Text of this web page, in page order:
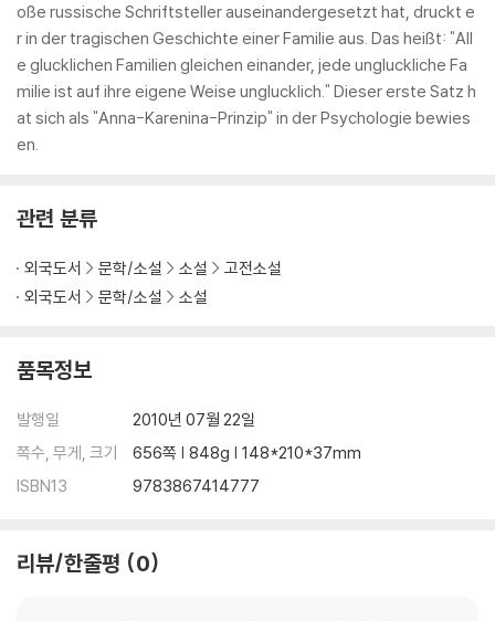
oße russische Schriftsteller auseinandergesetzt hat, druckt e
r in der tragischen Geschichte einer Familie aus. Das heißt: "All
e glucklichen Familien gleichen einander, jede ungluckliche Fa
milie ist auf ihre eigene Weise unglucklich." Dieser erste Satz h
at sich als "Anna-Karenina-Prinzip" in der Psychologie bewies
en.
관련 분류
외국도서 문학/소설 소설
고전소설
외국도서
문학/소설 소설
품목정보
발행일
2010년 07월 22일
쪽수, 무게, 크기
656쪽 | 848g | 148*210*37mm
ISBN13
9783867414777
리뷰/한줄평 0